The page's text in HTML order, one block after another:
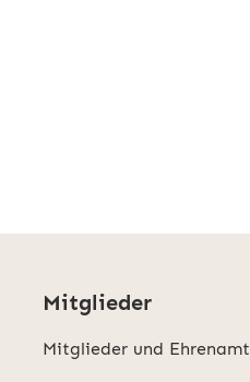
Mitglieder
Mitglieder und Ehrenamt